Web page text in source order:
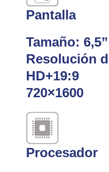
Pantalla
Tamaño:
Resolución
HD+19:9
720×1600
Procesador